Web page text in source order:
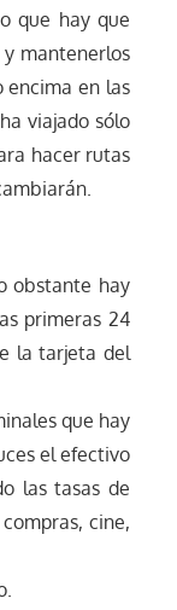
que hay que
mantenerlos
encima en las
viajado sólo
hacer rutas
obstante hay
primeras 24
la tarjeta del
que hay
el efectivo
las tasas de
cine,